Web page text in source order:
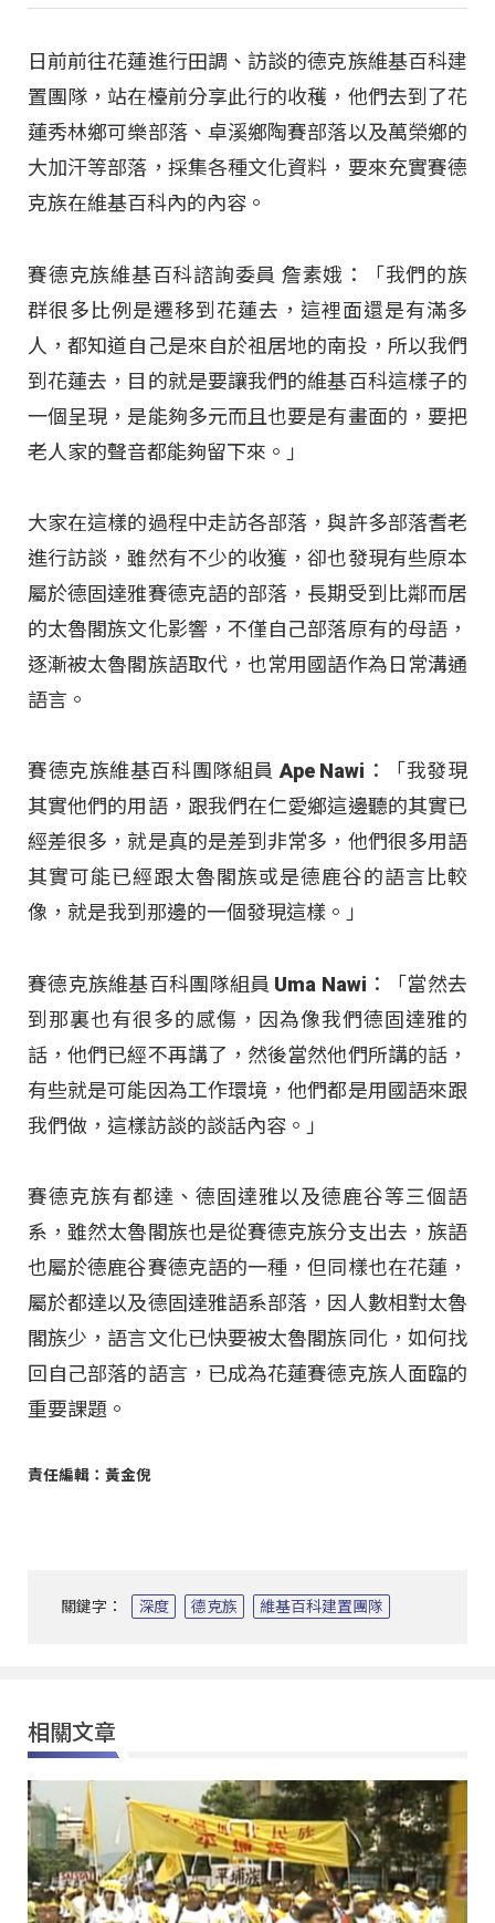
日前前往花蓮進行田調、訪談的德克族維基百科建
置團隊，站在檯前分享此行的收穫，他們去到了花
蓮秀林鄉可樂部落、卓溪鄉陶賽部落以及萬榮鄉的
大加汗等部落，採集各種文化資料，要來充實賽德
克族在維基百科內的內容。
賽德克族維基百科諮詢委員 詹素娥：「我們的族
群很多比例是遷移到花蓮去，這裡面還是有滿多
人，都知道自己是來自於祖居地的南投，所以我們
到花蓮去，目的就是要讓我們的維基百科這樣子的
一個呈現，是能夠多元而且也要是有畫面的，要把
老人家的聲音都能夠留下來。」
大家在這樣的過程中走訪各部落，與許多部落耆老
進行訪談，雖然有不少的收獲，卻也發現有些原本
屬於德固達雅賽德克語的部落，長期受到比鄰而居
的太魯閣族文化影響，不僅自己部落原有的母語，
逐漸被太魯閣族語取代，也常用國語作為日常溝通
語言。
賽德克族維基百科團隊組員 Ape Nawi：「我發現
其實他們的用語，跟我們在仁愛鄉這邊聽的其實已
經差很多，就是真的是差到非常多，他們很多用語
其實可能已經跟太魯閣族或是德鹿谷的語言比較
像，就是我到那邊的一個發現這樣。」
賽德克族維基百科團隊組員 Uma Nawi：「當然去
到那裏也有很多的感傷，因為像我們德固達雅的
話，他們已經不再講了，然後當然他們所講的話，
有些就是可能因為工作環境，他們都是用國語來跟
我們做，這樣訪談的談話內容。」
賽德克族有都達、德固達雅以及德鹿谷等三個語
系，雖然太魯閣族也是從賽德克族分支出去，族語
也屬於德鹿谷賽德克語的一種，但同樣也在花蓮，
屬於都達以及德固達雅語系部落，因人數相對太魯
閣族少，語言文化已快要被太魯閣族同化，如何找
回自己部落的語言，已成為花蓮賽德克族人面臨的
重要課題。
責任編輯：黃金倪
關鍵字： 深度 德克族 維基百科建置團隊
相關文章